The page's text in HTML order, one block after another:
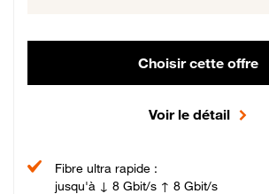
Choisir cette offre
Voir le détail
Fibre ultra rapide :
jusqu'à ↓ 8 Gbit/s ↑ 8 Gbit/s